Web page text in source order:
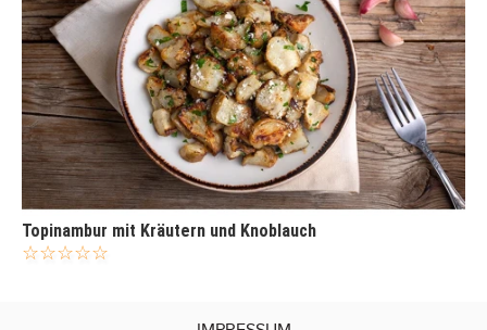
Topinambur mit Kräutern und Knoblauch